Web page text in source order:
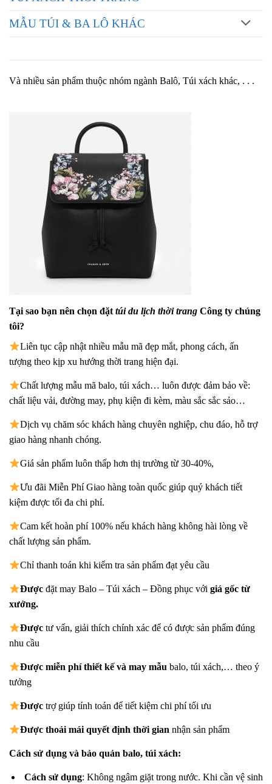
MẪU TÚI & BA LÔ KHÁC
Và nhiều sản phẩm thuộc nhóm ngành Balô, Túi xách khác, . . .
Tại sao bạn nên chọn đặt túi du lịch thời trang Công ty chúng
tôi?
Liên tục cập nhật nhiều mẫu mã đẹp mắt, phong cách, ấn
tượng theo kịp xu hướng thời trang hiện đại.
Chất lượng mẫu mã balo, túi xách… luôn được đảm bảo về:
chất liệu vải, đường may, phụ kiện đi kèm, màu sắc sắc sảo…
Dịch vụ chăm sóc khách hàng chuyên nghiệp, chu đáo, hỗ trợ
giao hàng nhanh chóng.
Giá sản phẩm luôn thấp hơn thị trường từ 30-40%,
Ưu đãi Miễn Phí Giao hàng toàn quốc giúp quý khách tiết
kiệm được tối đa chi phí.
Cam kết hoàn phí 100% nếu khách hàng không hài lòng về
chất lượng sản phẩm.
Chỉ thanh toán khi kiểm tra sản phẩm đạt yêu cầu
Được đặt may Balo – Túi xách – Đồng phục vớigiá gốc từ
xưởng.
Đượctư vấn, giải thích chính xác để có được sản phẩm đúng
nhu cầu
Đượcmiễn phí thiết kế và may mẫubalo, túi xách,… theo ý
tưởng
Đượctrợ giúp tính toán để tiết kiệm chi phí tối ưu
Đượcthoải mái quyết định thời gian nhận sản phẩm
Cách sử dụng và bảo quản balo, túi xách:
Cách sử dụng: Không ngâm giặt trong nước. Khi cần vệ sinh